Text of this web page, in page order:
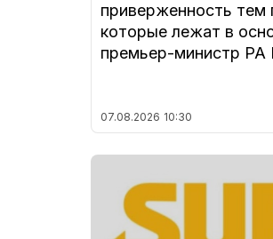
приверженность тем
которые лежат в
премьер-министр РА
07.08.2026 10:30